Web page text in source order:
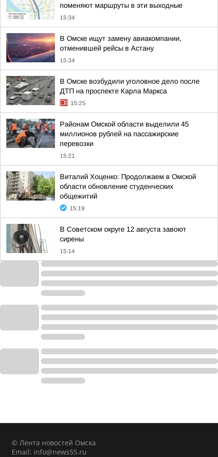
поменяют маршруты в эти выходные
15:34
В Омске ищут замену авиакомпании,
отменившей рейсы в Астану
15:34
В Омске возбудили уголовное дело после
ДТП на проспекте Карла Маркса
15:25
Районам Омской области выделили 45
миллионов рублей на пассажирские
перевозки
15:21
Виталий Хоценко: Продолжаем в Омской
области обновление студенческих
общежитий
15:19
В Советском округе 12 августа завоют
сирены
15:14
© Лента новостей Омска
Email: info@news55.ru